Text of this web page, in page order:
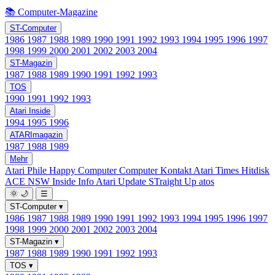
📚 Computer-Magazine
ST-Computer
1986 1987 1988 1989 1990 1991 1992 1993 1994 1995 1996 1997
1998 1999 2000 2001 2002 2003 2004
ST-Magazin
1987 1988 1989 1990 1991 1992 1993
TOS
1990 1991 1992 1993
Atari Inside
1994 1995 1996
ATARImagazin
1987 1988 1989
Mehr
Atari Phile Happy ComputerComputer Kontakt Atari Times Hitdisk
ACE NSW Inside Info Atari Update STraight Up atos
🌞 🌙
☰
ST-Computer ▾
1986 1987 1988 1989 1990 1991 1992 1993 1994 1995 1996 1997
1998 1999 2000 2001 2002 2003 2004
ST-Magazin ▾
1987 1988 1989 1990 1991 1992 1993
TOS ▾